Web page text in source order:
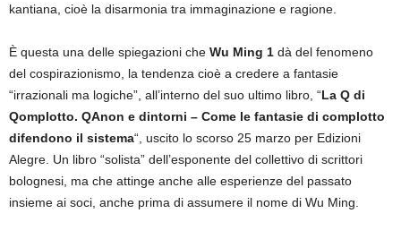
kantiana, cioè la disarmonia tra immaginazione e ragione.
È questa una delle spiegazioni che Wu Ming 1 dà del fenomeno
del cospirazionismo, la tendenza cioè a credere a fantasie
“irrazionali ma logiche”, all’interno del suo ultimo libro, “La Q di
Qomplotto. QAnon e dintorni – Come le fantasie di complotto
difendono il sistema“, uscito lo scorso 25 marzo per Edizioni
Alegre. Un libro “solista” dell’esponente del collettivo di scrittori
bolognesi, ma che attinge anche alle esperienze del passato
insieme ai soci, anche prima di assumere il nome di Wu Ming.